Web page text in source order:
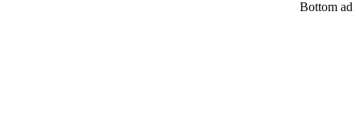
Bottom ad